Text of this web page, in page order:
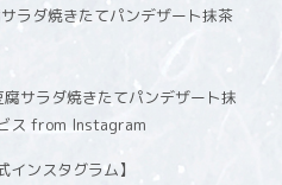
ラダ焼きたてパンデザート抹茶
インスタグラム】